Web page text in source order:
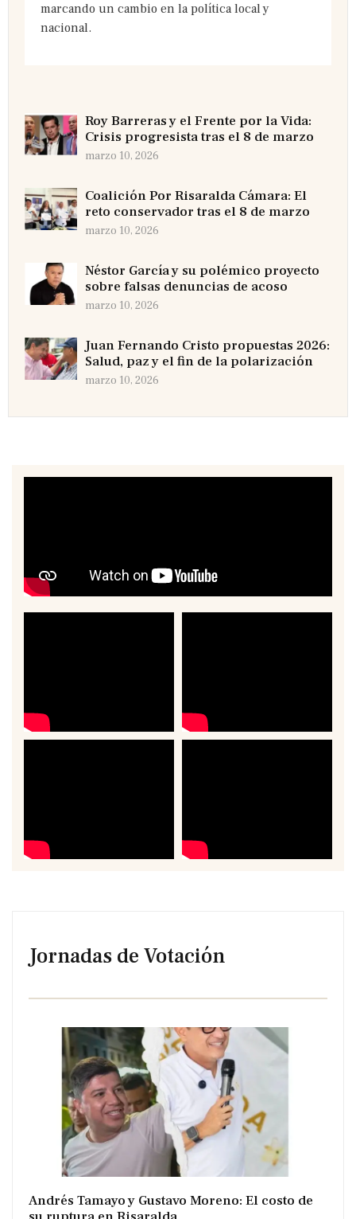
marcando un cambio en la política local y
nacional.
Roy Barreras y el Frente por la Vida:
Crisis progresista tras el 8 de marzo
marzo 10, 2026
Coalición Por Risaralda Cámara: El
reto conservador tras el 8 de marzo
marzo 10, 2026
Néstor García y su polémico proyecto
sobre falsas denuncias de acoso
marzo 10, 2026
Juan Fernando Cristo propuestas 2026:
Salud, paz y el fin de la polarización
marzo 10, 2026
Jornadas de Votación
Andrés Tamayo y Gustavo Moreno: El costo de